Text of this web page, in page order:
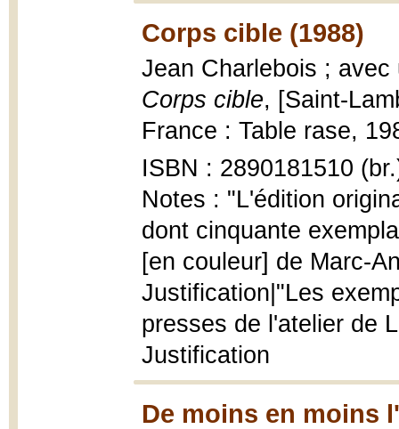
Corps cible (1988)
Jean Charlebois ;
Corps cible, [Saint-
France : Table rase,
ISBN : 2890181510
Notes : "L'édition
dont cinquante
[en couleur] de Marc-
Justification|"Les
presses de l'atelier de
Justification
De moins en moins